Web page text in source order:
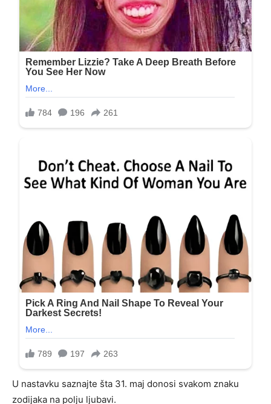
U nastavku saznajte šta 31. maj donosi svakom znaku
zodijaka na polju ljubavi.